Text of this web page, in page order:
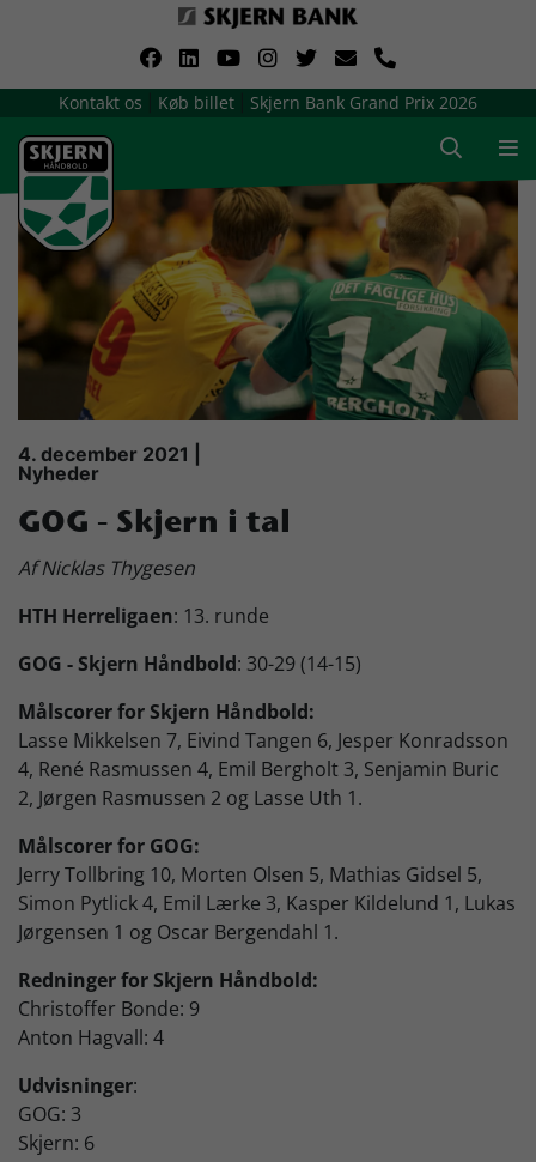
Kontakt os Køb billet Skjern Bank Grand Prix 2026
Om Skjern Håndbold
Ligatruppen
Sponsorer
Billetsalg / sæsonkort
Presse
Samarbejdsklubber
Skjern Bank Grand Prix
Nyhedsbrev
Køb Billet
4. december 2021 |
Nyheder
GOG - Skjern i tal
Af Nicklas Thygesen
HTH Herreligaen: 13. runde
GOG - Skjern Håndbold: 30-29 (14-15)
Målscorer for Skjern Håndbold:
Lasse Mikkelsen 7, Eivind Tangen 6, Jesper Konradsson
4, René Rasmussen 4, Emil Bergholt 3, Senjamin Buric
2, Jørgen Rasmussen 2 og Lasse Uth 1.
Målscorer for GOG:
Jerry Tollbring 10, Morten Olsen 5, Mathias Gidsel 5,
Simon Pytlick 4, Emil Lærke 3, Kasper Kildelund 1, Lukas
Jørgensen 1 og Oscar Bergendahl 1.
Redninger for Skjern Håndbold:
Christoffer Bonde: 9
Anton Hagvall: 4
Udvisninger:
GOG: 3
Skjern: 6